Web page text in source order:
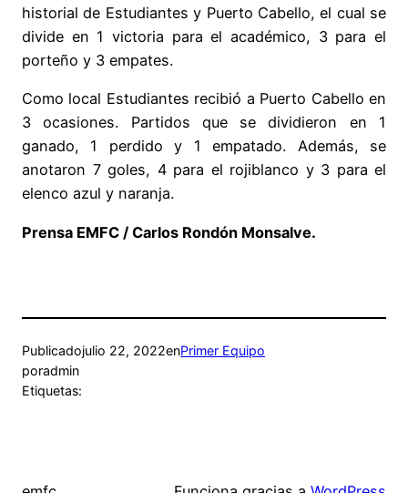
historial de Estudiantes y Puerto Cabello, el cual se
divide en 1 victoria para el académico, 3 para el
porteño y 3 empates.
Como local Estudiantes recibió a Puerto Cabello en
3 ocasiones. Partidos que se dividieron en 1
ganado, 1 perdido y 1 empatado. Además, se
anotaron 7 goles, 4 para el rojiblanco y 3 para el
elenco azul y naranja.
Prensa EMFC / Carlos Rondón Monsalve.
Publicadojulio 22, 2022enPrimer Equipo
poradmin
Etiquetas: